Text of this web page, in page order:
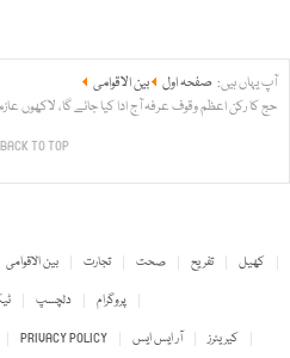
آپ یہاں ہیں: صفحہ اول
بین الاقوامی
حج کا رکن اعظم وقوف عرفہ آج ادا کیا جائے گا، لاکھوں
BACK TO TOP
بین الاقوامی تجارت صحت تفریح
کھیل
دلچسپ
پروگرام
PRIVACY POLICY آر ایس ایس کیریئرز